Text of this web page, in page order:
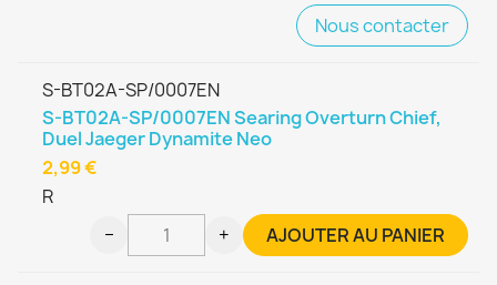
Nous contacter
S-BT02A-SP/0007EN
S-BT02A-SP/0007EN Searing Overturn Chief,
Duel Jaeger Dynamite Neo
R
2,99 €
− + AJOUTER AU PANIER